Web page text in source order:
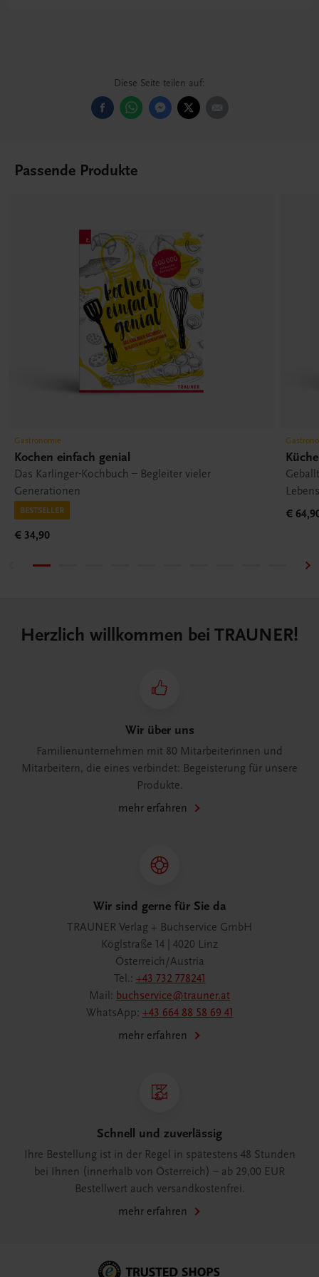
Diese Seite teilen auf:
Passende Produkte
Gastronomie
Kochen einfach genial
Das Karlinger-Kochbuch – Begleiter vieler
Generationen
BESTSELLER
€ 34,90
€
Herzlich willkommen bei TRAUNER!
Wir über uns
Familienunternehmen mit 80 Mitarbeiterinnen und
Mitarbeitern, die eines verbindet: Begeisterung für unsere
Produkte.
mehr erfahren
Wir sind gerne für Sie da
TRAUNER Verlag + Buchservice GmbH
Köglstraße 14 | 4020 Linz
Österreich/Austria
Tel.: +43 732 778241
Mail: buchservice@trauner.at
WhatsApp: +43 664 88 58 69 41
mehr erfahren
Schnell und zuverlässig
Ihre Bestellung ist in der Regel in spätestens 48 Stunden
bei Ihnen (innerhalb von Österreich) – ab 29,00 EUR
Bestellwert auch versandkostenfrei.
mehr erfahren